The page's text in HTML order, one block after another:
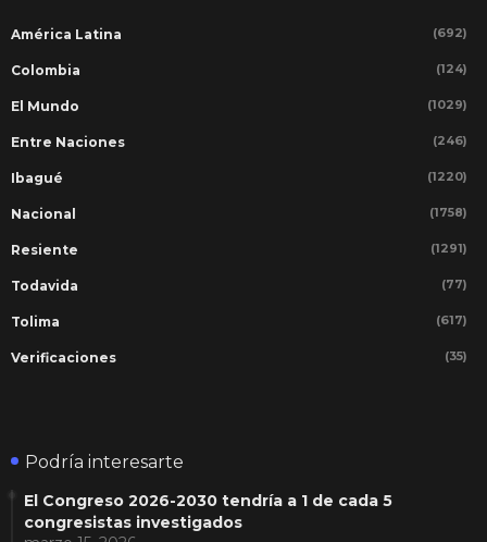
América Latina (692)
Colombia (124)
El Mundo (1029)
Entre Naciones (246)
Ibagué (1220)
Nacional (1758)
Resiente (1291)
Todavida (77)
Tolima (617)
Verificaciones (35)
Podría interesarte
El Congreso 2026-2030 tendría a 1 de cada 5
congresistas investigados